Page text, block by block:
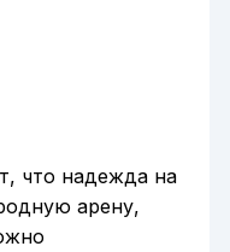
что надежда на
арену,